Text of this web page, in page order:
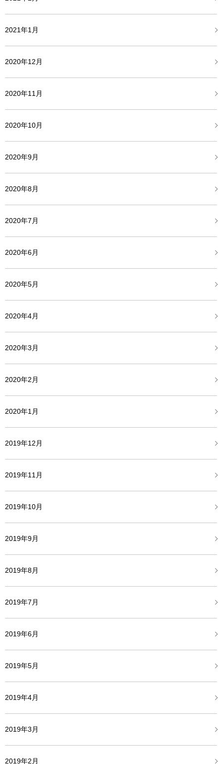
2021年1月
2020年12月
2020年11月
2020年10月
2020年9月
2020年8月
2020年7月
2020年6月
2020年5月
2020年4月
2020年3月
2020年2月
2020年1月
2019年12月
2019年11月
2019年10月
2019年9月
2019年8月
2019年7月
2019年6月
2019年5月
2019年4月
2019年3月
2019年2月